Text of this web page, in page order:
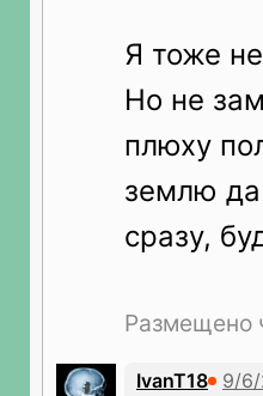
Я тоже
Но не
плюху
землю да
сразу,
Размещено
IvanT18